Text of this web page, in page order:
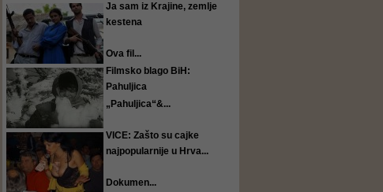
Ja sam iz Krajine, zemlje
kestena
Ova fil...
Filmsko blago BiH:
Pahuljica
„Pahuljica“&...
VICE: Zašto su cajke
najpopularnije u Hrva...
Dokumen...